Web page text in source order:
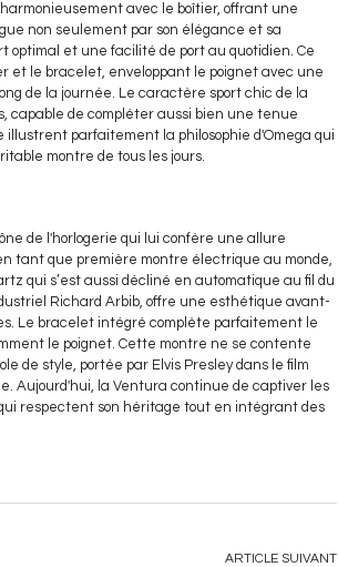
avec le boîtier, offrant une
non seulement par son élégance et sa
optimal et une facilité de port au quotidien. Ce
et le bracelet, enveloppant le poignet avec une
de la journée. Le caractère sport chic de la
capable de compléter aussi bien une tenue
parfaitement la philosophie d'Omega qui
montre de tous les jours.
de l'horlogerie qui lui confère une allure
tant que première montre électrique au monde,
qui s’est aussi décliné en automatique au fil du
Richard Arbib, offre une esthétique avant-
Le bracelet intégré complète parfaitement le
le poignet. Cette montre ne se contente
de style, portée par Elvis Presley dans le film
Aujourd'hui, la Ventura continue de captiver les
respectent son héritage tout en intégrant des
ARTICLE SUIVANT